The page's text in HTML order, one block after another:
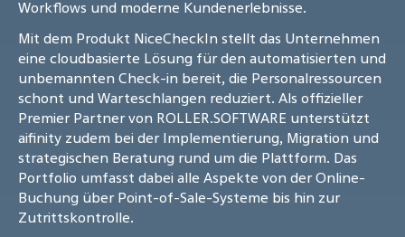
Workflows und moderne Kundenerlebnisse.
Mit dem Produkt NiceCheckIn stellt das Unternehmen
eine cloudbasierte Lösung für den automatisierten und
unbemannten Check-in bereit, die Personalressourcen
schont und Warteschlangen reduziert. Als offizieller
Premier Partner von ROLLER.SOFTWARE unterstützt
aifinity zudem bei der Implementierung, Migration und
strategischen Beratung rund um die Plattform. Das
Portfolio umfasst dabei alle Aspekte von der Online-
Buchung über Point-of-Sale-Systeme bis hin zur
Zutrittskontrolle.